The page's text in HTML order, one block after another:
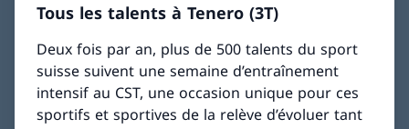
Tous les talents à Tenero (3T)
Deux fois par an, plus de 500 talents du sport
suisse suivent une semaine d’entraînement
intensif au CST, une occasion unique pour ces
sportifs et sportives de la relève d’évoluer tant